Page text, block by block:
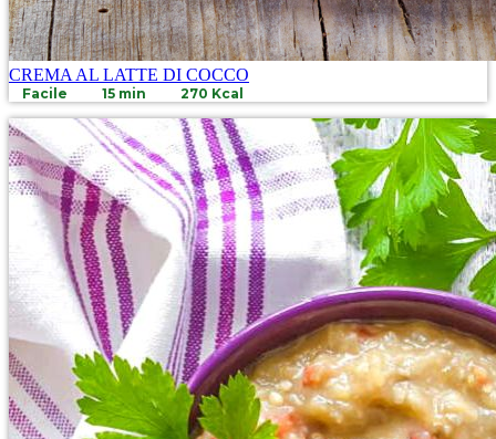
CREMA AL LATTE DI COCCO
Facile 15 min 270 Kcal